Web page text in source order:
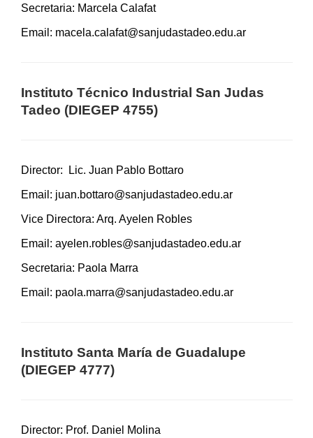
Secretaria: Marcela Calafat
Email: macela.calafat@sanjudastadeo.edu.ar
Instituto Técnico Industrial San Judas
Tadeo (DIEGEP 4755)
Director: Lic. Juan Pablo Bottaro
Email: juan.bottaro@sanjudastadeo.edu.ar
Vice Directora: Arq. Ayelen Robles
Email: ayelen.robles@sanjudastadeo.edu.ar
Secretaria: Paola Marra
Email: paola.marra@sanjudastadeo.edu.ar
Instituto Santa María de Guadalupe
(DIEGEP 4777)
Director: Prof. Daniel Molina